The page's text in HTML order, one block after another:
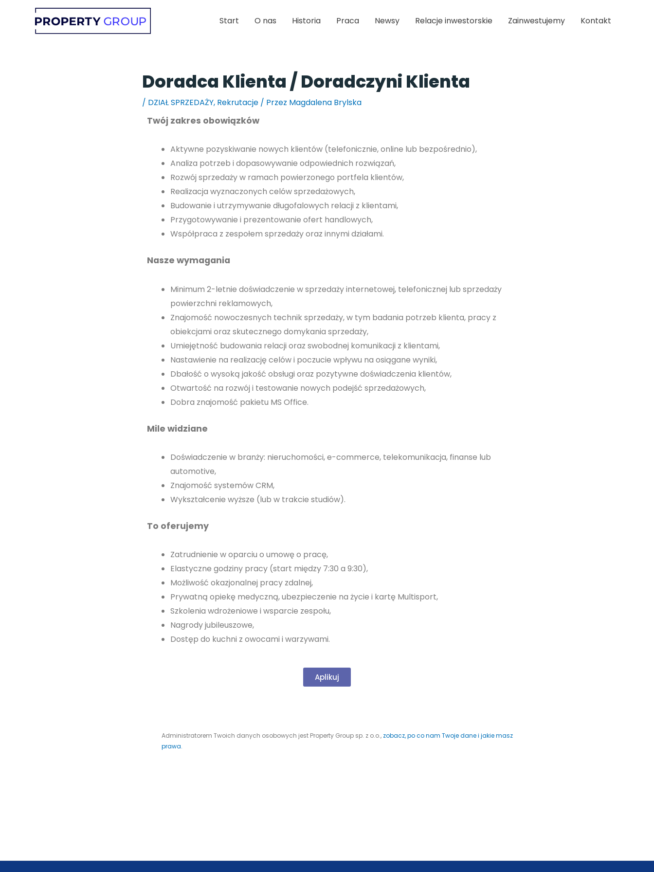
Start O nas Historia Praca Newsy Relacje inwestorskie Zainwestujemy Kontakt
Doradca Klienta / Doradczyni Klienta
/ DZIAŁ SPRZEDAŻY, Rekrutacje / Przez Magdalena Brylska
Twój zakres obowiązków
Aktywne pozyskiwanie nowych klientów (telefonicznie, online lub bezpośrednio),
Analiza potrzeb i dopasowywanie odpowiednich rozwiązań,
Rozwój sprzedaży w ramach powierzonego portfela klientów,
Realizacja wyznaczonych celów sprzedażowych,
Budowanie i utrzymywanie długofalowych relacji z klientami,
Przygotowywanie i prezentowanie ofert handlowych,
Współpraca z zespołem sprzedaży oraz innymi działami.
Nasze wymagania
Minimum 2-letnie doświadczenie w sprzedaży internetowej, telefonicznej lub sprzedaży
powierzchni reklamowych,
Znajomość nowoczesnych technik sprzedaży, w tym badania potrzeb klienta, pracy z
obiekcjami oraz skutecznego domykania sprzedaży,
Umiejętność budowania relacji oraz swobodnej komunikacji z klientami,
Nastawienie na realizację celów i poczucie wpływu na osiągane wyniki,
Dbałość o wysoką jakość obsługi oraz pozytywne doświadczenia klientów,
Otwartość na rozwój i testowanie nowych podejść sprzedażowych,
Dobra znajomość pakietu MS Office.
Mile widziane
Doświadczenie w branży: nieruchomości, e-commerce, telekomunikacja, finanse lub
automotive,
Znajomość systemów CRM,
Wykształcenie wyższe (lub w trakcie studiów).
To oferujemy
Zatrudnienie w oparciu o umowę o pracę,
Elastyczne godziny pracy (start między 7:30 a 9:30),
Możliwość okazjonalnej pracy zdalnej,
Prywatną opiekę medyczną, ubezpieczenie na życie i kartę Multisport,
Szkolenia wdrożeniowe i wsparcie zespołu,
Nagrody jubileuszowe,
Dostęp do kuchni z owocami i warzywami.
Aplikuj
Administratorem Twoich danych osobowych jest Property Group sp. z o.o., zobacz, po co nam Twoje dane i jakie masz
prawa.